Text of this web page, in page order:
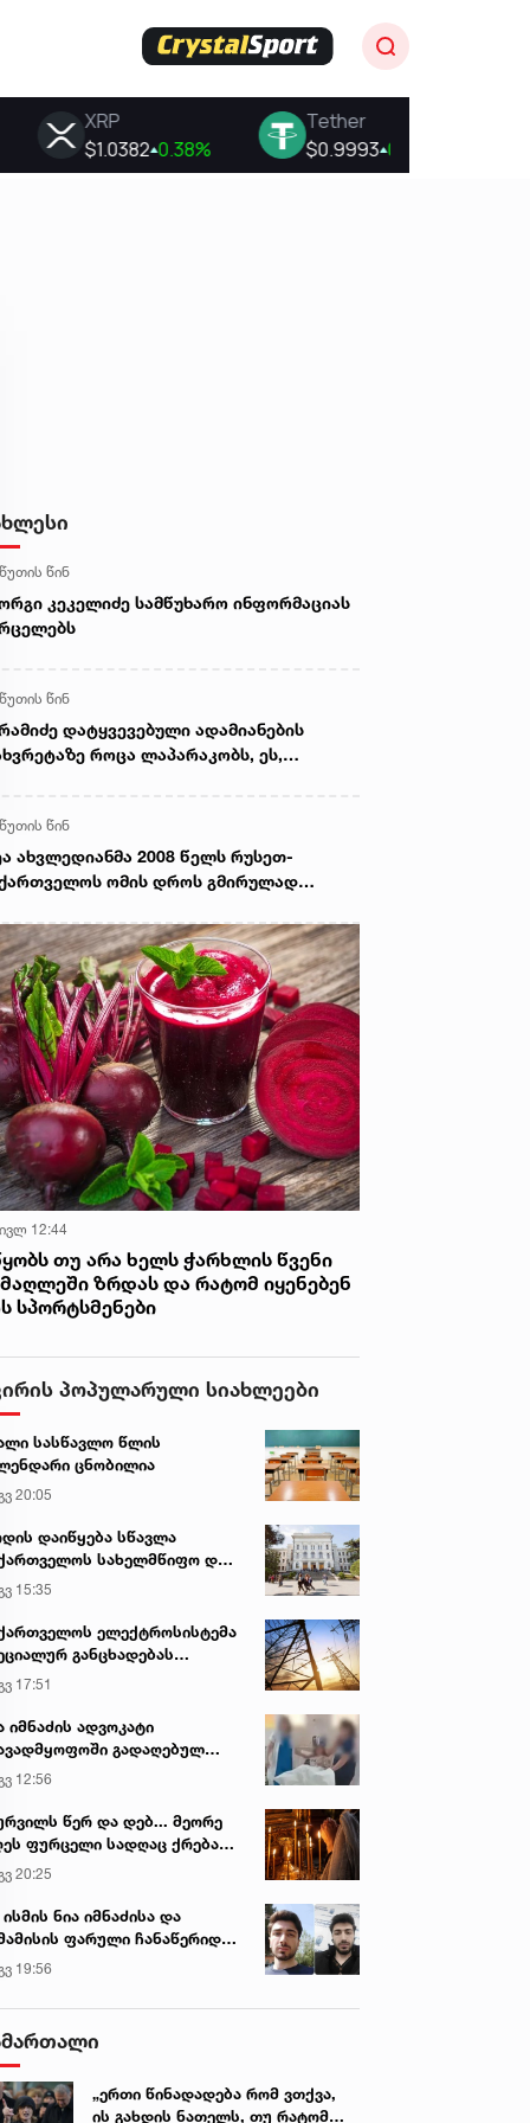
წინ
კეკელიძე სამწუხარო ინფორმაციას
წინ
დატყვევებული ადამიანების
როცა ლაპარაკობს, ეს,
სხვისთვის მიკუთვნების აქტი -
ხუბუა
წინ
ახვლედიანმა 2008 წელს რუსეთ-
ომის დროს გმირულად
ძმათა სასაფლაოზე პატივი
12:44
თუ არა ხელს ჭარხლის წვენი
ზრდას და რატომ იყენებენ
სპორტსმენები
პოპულარული სიახლეები
სასწავლო წლის
ცნობილია
20:05
დაიწყება სწავლა
სახელმწიფო და
უნივერსიტეტებში
15:35
ელექტროსისტემა
განცხადებას
17:51
იმნაძის ადვოკატი
გადაღებულ
ავრცელებს
12:56
წერ და დებ... მეორე
ფურცელი სადღაც ქრება
სურვილი სრულდება...“ -
ტაძარი შიდა
20:25
ნია იმნაძისა და
ფარული ჩანაწერიდან
ავალიანის მკვლელობის
19:56
„ერთი წინადადება რომ ვთქვა,
ის გახდის ნათელს, თუ რატომ